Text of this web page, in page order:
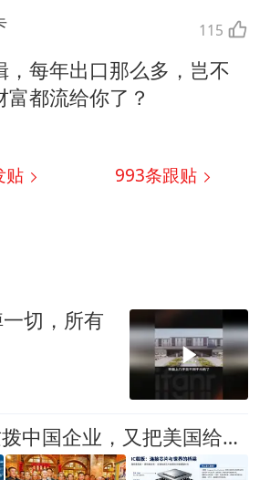
115
，每年出口那么多，岂不
富都流给你了？
贴 993条跟贴
切，所有
全球60%！这拨中国企业，又把美国给干慌了